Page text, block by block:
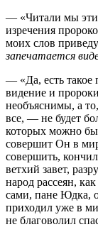
— «Читали мы эти
изречения
моих слов
запечатается
— «Да, есть такое
видение и
необъяснимы, а
все, — не будет
которых можно
совершит Он в
совершить,
ветхий завет,
народ рассеян,
сами, пане Юдка,
приходил уже в
не благоволил